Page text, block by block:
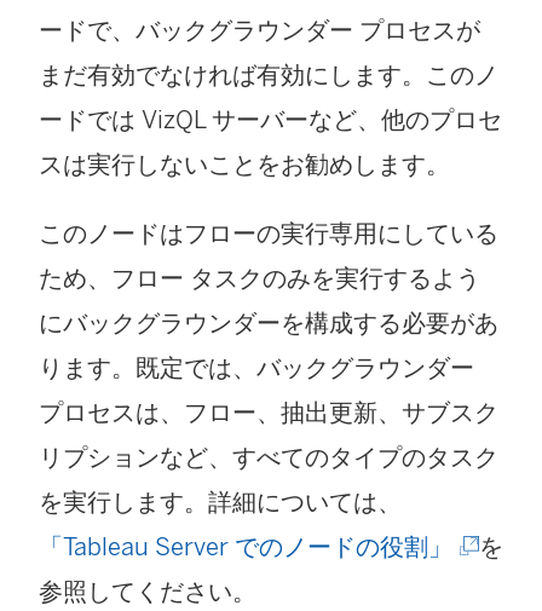
ードで、バックグラウンダー プロセスが
まだ有効でなければ有効にします。このノ
ードでは VizQL サーバーなど、他のプロセ
スは実行しないことをお勧めします。
このノードはフローの実行専用にしている
ため、フロー タスクのみを実行するよう
にバックグラウンダーを構成する必要があ
ります。既定では、バックグラウンダー
プロセスは、フロー、抽出更新、サブスク
リプションなど、すべてのタイプのタスク
を実行します。詳細については、
「Tableau Server でのノードの役割」
(
を
参照してください。